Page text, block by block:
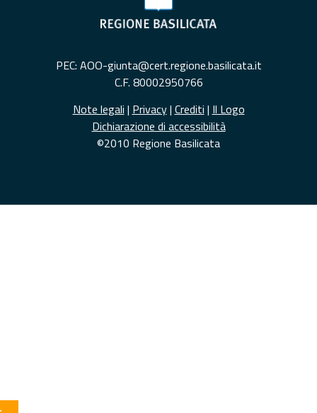
PEC: AOO-giunta@cert.regione.basilicata.it
C.F. 80002950766
Note legali | Privacy| Crediti | Il Logo
Dichiarazione di accessibilità
©2010 Regione Basilicata